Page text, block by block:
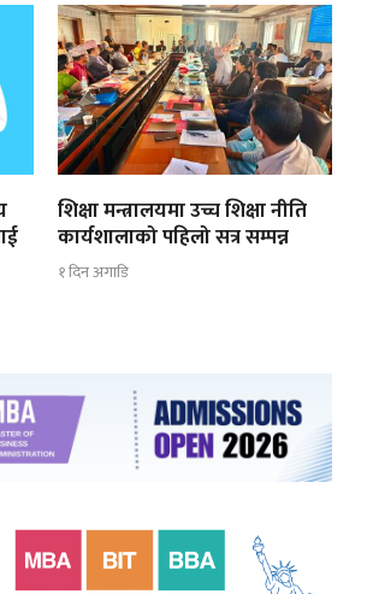
शिक्षा मन्त्रालयमा उच्च शिक्षा नीति
कार्यशालाको पहिलो सत्र सम्पन्न
१ दिन अगाडि